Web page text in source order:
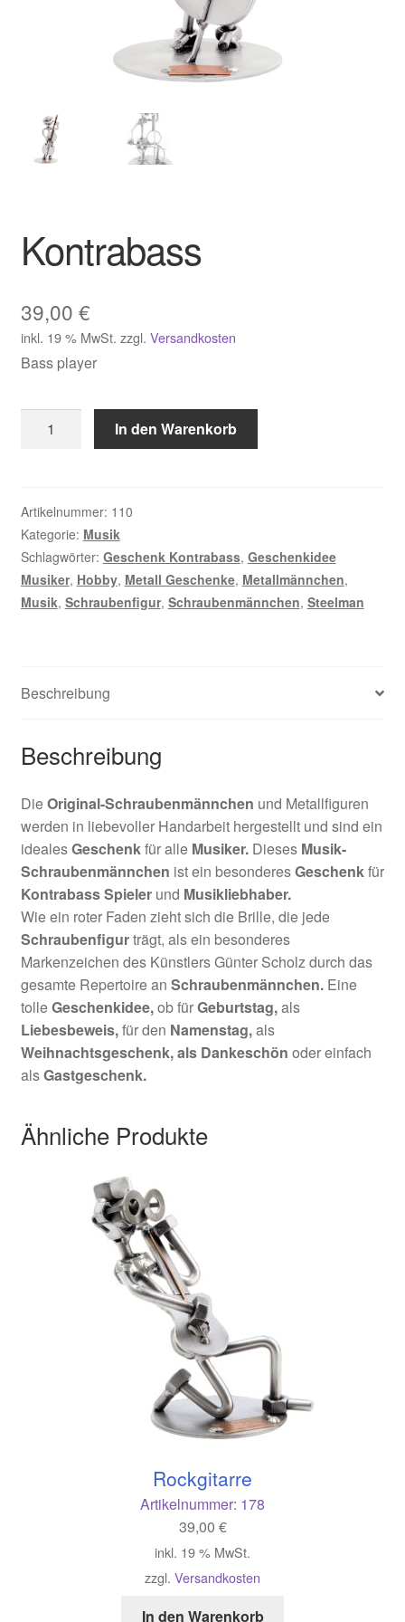
Kontrabass
39,00 €
inkl. 19 % MwSt. zzgl. Versandkosten
Bass player
Kontrabass
In den Warenkorb
Artikelnummer: 110
Kategorie: Musik
Schlagwörter: Geschenk Kontrabass, Geschenkidee
Musiker, Hobby, Metall Geschenke, Metallmännchen,
Musik, Schraubenfigur, Schraubenmännchen, Steelman
Beschreibung
Beschreibung
DieOriginal-Schraubenmännchen und Metallfiguren
werden in liebevoller Handarbeit hergestellt und sind ein
idealesGeschenkfür alle Musiker.Dieses Musik-
Schraubenmännchen ist ein besonderesGeschenkfür
Kontrabass Spieler und Musikliebhaber.
Wie ein roter Faden zieht sich die Brille, die jede
Schraubenfigurträgt, als ein besonderes
Markenzeichen des Künstlers Günter Scholz durch das
gesamte Repertoire an Schraubenmännchen.Eine
tolleGeschenkidee,ob fürGeburtstag,als
Liebesbeweis,für den Namenstag,als
Weihnachtsgeschenk,als Dankeschön oder einfach
alsGastgeschenk.
Ähnliche Produkte
Rockgitarre
Artikelnummer: 178
39,00 €
inkl. 19 % MwSt.
zzgl. Versandkosten
In den Warenkorb